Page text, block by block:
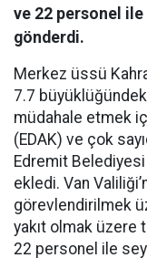
ve 22 personel
gönderdi.
Merkez üssü
7.7
müdahale etmek
(EDAK) ve çok
Edremit Belediyesi
ekledi. Van
görevlendirilmek
yakıt olmak üzere
22 personel ile